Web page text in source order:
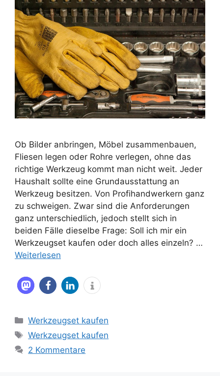
Ob Bilder anbringen, Möbel zusammenbauen,
Fliesen legen oder Rohre verlegen, ohne das
richtige Werkzeug kommt man nicht weit. Jeder
Haushalt sollte eine Grundausstattung an
Werkzeug besitzen. Von Profihandwerkern ganz
zu schweigen. Zwar sind die Anforderungen
ganz unterschiedlich, jedoch stellt sich in
beiden Fälle dieselbe Frage: Soll ich mir ein
Werkzeugset kaufen oder doch alles einzeln? …
Weiterlesen
Kategorien
Werkzeugset kaufen
Schlagwörter
Werkzeugset kaufen
2 Kommentare